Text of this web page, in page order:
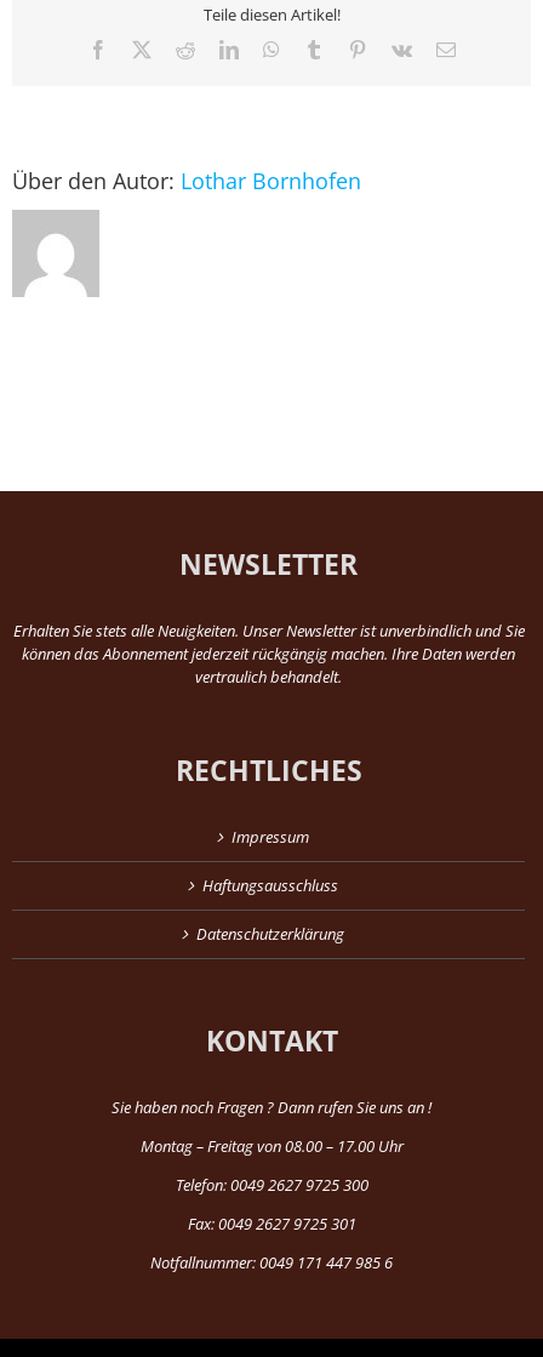
Teile diesen Artikel!
Facebook RedditLinkedInWhatsApp
Tumblr Pinterest
Vk
E-
Über den Autor: Lothar Bornhofen
NEWSLETTER
Erhalten Sie stets alle Neuigkeiten. Unser Newsletter ist unverbindlich und Sie
können das Abonnement jederzeit rückgängig machen. Ihre Daten werden
vertraulich behandelt.
RECHTLICHES
Impressum
Haftungsausschluss
Datenschutzerklärung
KONTAKT
Sie haben noch Fragen ? Dann rufen Sie uns an !
Montag – Freitag von 08.00 – 17.00 Uhr
Telefon: 0049 2627 9725 300
Fax: 0049 2627 9725 301
Notfallnummer: 0049 171 447 985 6